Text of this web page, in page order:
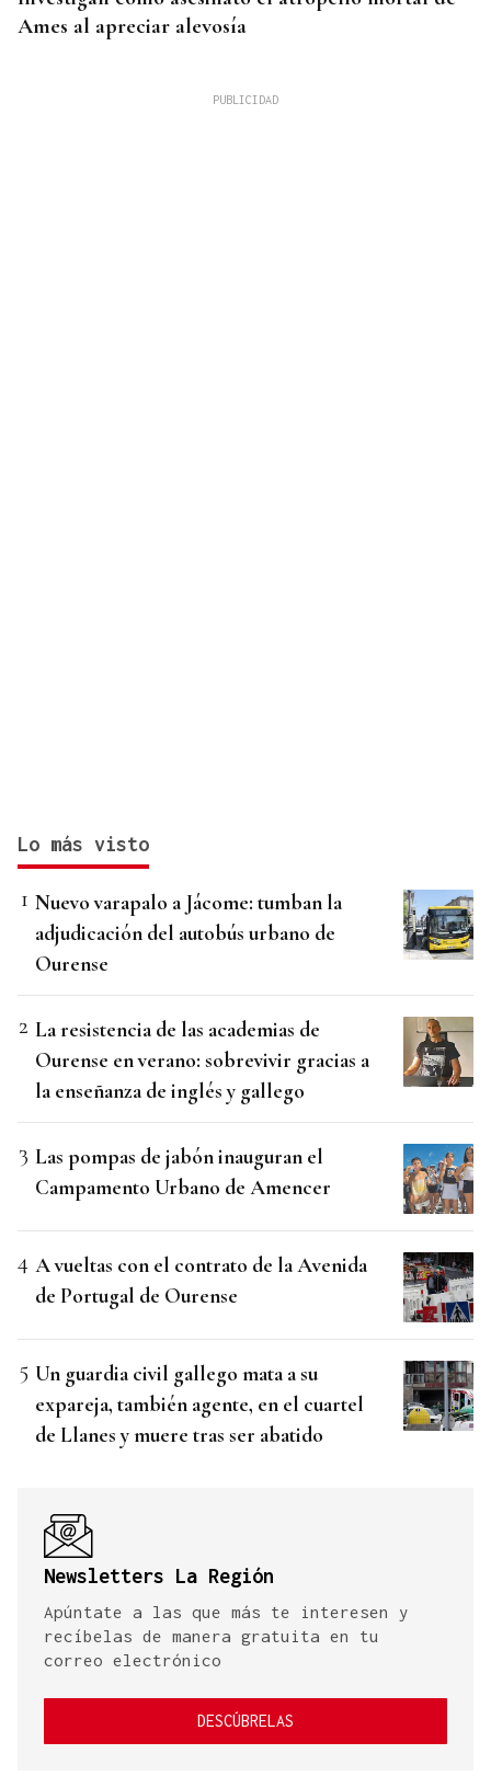
Ames al apreciar alevosía
Lo más visto
Nuevo varapalo a Jácome: tumban la
adjudicación del autobús urbano de
Ourense
La resistencia de las academias de
Ourense en verano: sobrevivir gracias a
la enseñanza de inglés y gallego
Las pompas de jabón inauguran el
Campamento Urbano de Amencer
A vueltas con el contrato de la Avenida
de Portugal de Ourense
Un guardia civil gallego mata a su
expareja, también agente, en el cuartel
de Llanes y muere tras ser abatido
Newsletters La Región
Apúntate a las que más te interesen y
recíbelas de manera gratuita en tu
correo electrónico
DESCÚBRELAS